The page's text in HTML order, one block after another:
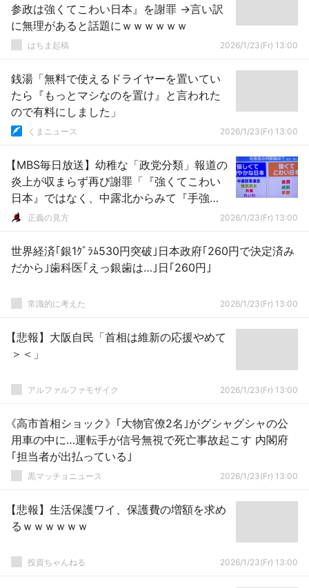
参政は強くてこわい日本』を謝罪 →言い訳
に無理があると話題にｗｗｗｗｗｗ
はちま起稿 2026/1/23(Fr) 13:00
銭湯「無料で使えるドライヤーを置いてい
たら『もっとマシなのを置け』と言われた
ので有料にしました」
くまニュース 2026/1/23(Fr) 13:00
【MBS毎日放送】幼稚な「政党分類」報道の
炎上が収まらず再び謝罪「『強くてこわい
日本』ではなく、中露北からみて『手強
い』という意味」武田一顕氏が出演し詳細
取ることができず」（動画）
正義の見方 2026/1/23(Fr) 13:00
世界経済｢銀1ｸﾞﾗﾑ530円突破｣日本政府｢260円で決定済み
だから｣歯科医｢えっ銀歯は…｣日｢260円｣
常識的に考えた 2026/1/23(Fr) 13:00
【悲報】大阪自民「首相は維新の応援やめて
＞＜」
アルファルファモザイク 2026/1/23(Fr) 13:00
《高市首相ショック》｢大物官僚2名｣がグシャグシャの公
用車の中に…運転手が信号無視で死亡事故起こす 内閣府
｢担当者が出払っている｣
黒マッチョニュース 2026/1/23(Fr) 13:00
【悲報】生活保護ワイ、保護費の増額を求め
るｗｗｗｗｗｗ
投資ちゃんねる 2026/1/23(Fr) 13:00